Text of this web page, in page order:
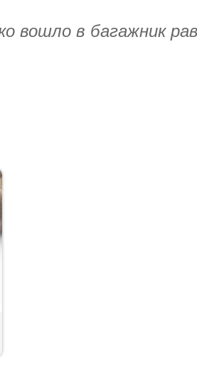
вошло в багажник